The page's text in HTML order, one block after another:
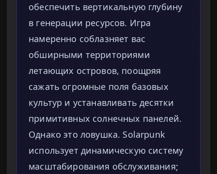
обеспечить вертикальную глубину
в генерации ресурсов. Игра
намеренно соблазняет вас
обширными территориями
летающих островов, поощряя
сажать огромные поля базовых
культур и устанавливать десятки
примитивных солнечных панелей.
Однако это ловушка. Solarpunk
использует динамическую систему
масштабирования обслуживания;